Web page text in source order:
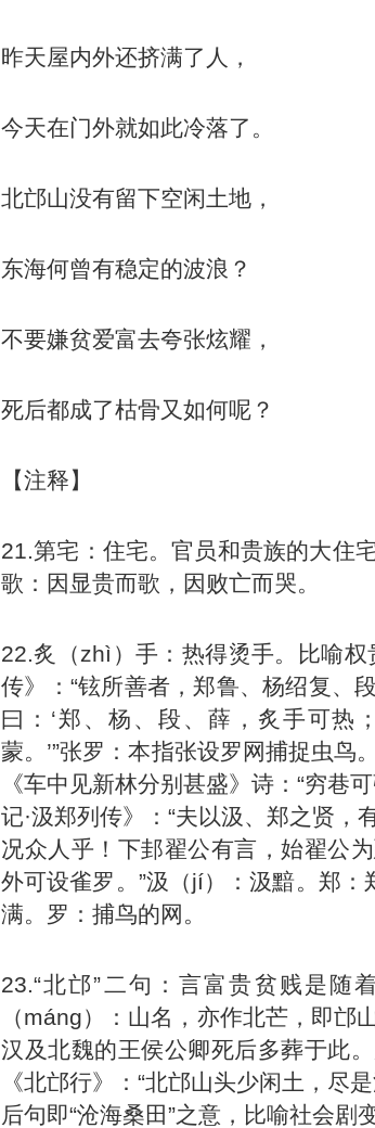
昨天屋内外还挤满了人，
今天在门外就如此冷落了。
北邙山没有留下空闲土地，
东海何曾有稳定的波浪？
不要嫌贫爱富去夸张炫耀，
死后都成了枯骨又如何呢？
【注释】
21.第宅：住宅。官员和贵族的大住
歌：因显贵而歌，因败亡而哭。
22.炙（zhì）手：热得烫手。比喻权
传》：“铉所善者，郑鲁、杨绍复、
曰：‘郑、杨、段、薛，炙手可热
蒙。’”张罗：本指张设罗网捕捉虫鸟
《车中见新林分别甚盛》诗：“穷巷
记·汲郑列传》：“夫以汲、郑之贤，
况众人乎！下邽翟公有言，始翟公
外可设雀罗。”汲（jí）：汲黯。郑
满。罗：捕鸟的网。
23.“北邙”二句：言富贵贫贱是随
（máng）：山名，亦作北芒，即邙
汉及北魏的王侯公卿死后多葬于此
《北邙行》：“北邙山头少闲土，尽
后句即“沧海桑田”之意，比喻社会剧